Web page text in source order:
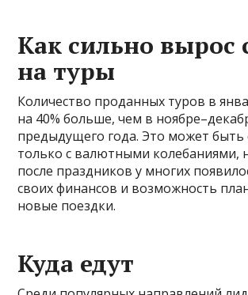
Как сильно вырос
на туры
Количество проданных туров в
на 40% больше, чем в
предыдущего года. Это может быть
только с валютными колебаниями,
после праздников у многих
своих финансов и возможность
новые поездки.
Куда едут